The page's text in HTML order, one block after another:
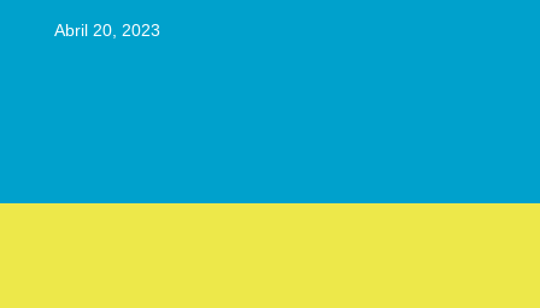
Abril 20, 2023